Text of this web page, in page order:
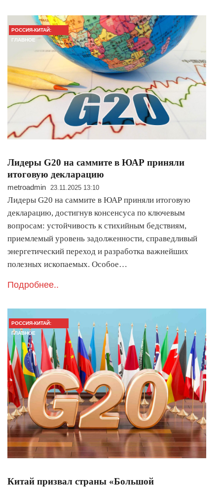
РОССИЯ-КИТАЙ:
ГЛАВНОЕ
Лидеры G20 на саммите в ЮАР приняли
итоговую декларацию
metroadmin 23.11.2025 13:10
Лидеры G20 на саммите в ЮАР приняли итоговую
декларацию, достигнув консенсуса по ключевым
вопросам: устойчивость к стихийным бедствиям,
приемлемый уровень задолженности, справедливый
энергетический переход и разработка важнейших
полезных ископаемых. Особое…
Подробнее..
РОССИЯ-КИТАЙ:
ГЛАВНОЕ
Китай призвал страны «Большой